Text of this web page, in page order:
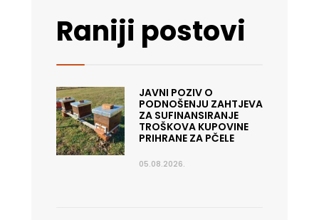
Raniji postovi
JAVNI POZIV O
PODNOŠENJU ZAHTJEVA
ZA SUFINANSIRANJE
TROŠKOVA KUPOVINE
PRIHRANE ZA PČELE
05.08.2026.